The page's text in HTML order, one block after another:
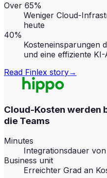
Over 65%
Weniger Cloud-
heute
40%
Kosteneinsparungen
und eine effiziente
Read Finlex story→
Cloud-Kosten werden
die Teams
Minutes
Integrationsdauer
Business unit
Erreichter Grad an